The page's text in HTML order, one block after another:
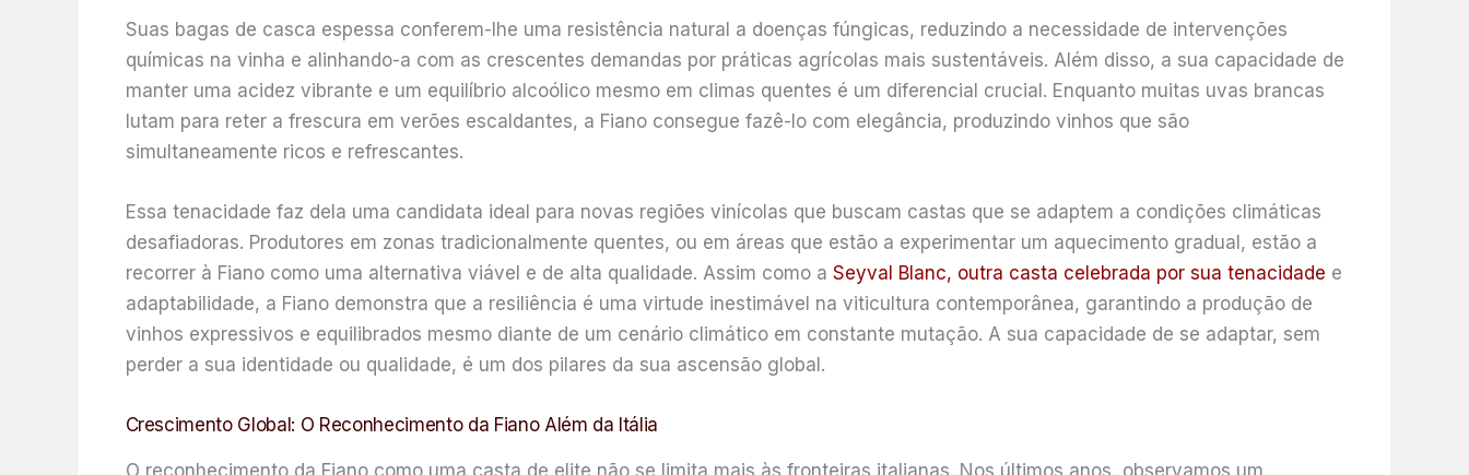
Suas bagas de casca espessa conferem-lhe uma resistência natural a doenças fúngicas, reduzindo a necessidade de intervenções
químicas na vinha e alinhando-a com as crescentes demandas por práticas agrícolas mais sustentáveis. Além disso, a sua capacidade de
manter uma acidez vibrante e um equilíbrio alcoólico mesmo em climas quentes é um diferencial crucial. Enquanto muitas uvas brancas
lutam para reter a frescura em verões escaldantes, a Fiano consegue fazê-lo com elegância, produzindo vinhos que são
simultaneamente ricos e refrescantes.
Essa tenacidade faz dela uma candidata ideal para novas regiões vinícolas que buscam castas que se adaptem a condições climáticas
desafiadoras. Produtores em zonas tradicionalmente quentes, ou em áreas que estão a experimentar um aquecimento gradual, estão a
recorrer à Fiano como uma alternativa viável e de alta qualidade. Assim como a Seyval Blanc, outra casta celebrada por sua tenacidade e
adaptabilidade, a Fiano demonstra que a resiliência é uma virtude inestimável na viticultura contemporânea, garantindo a produção de
vinhos expressivos e equilibrados mesmo diante de um cenário climático em constante mutação. A sua capacidade de se adaptar, sem
perder a sua identidade ou qualidade, é um dos pilares da sua ascensão global.
Crescimento Global: O Reconhecimento da Fiano Além da Itália
O reconhecimento da Fiano como uma casta de elite não se limita mais às fronteiras italianas. Nos últimos anos, observamos um